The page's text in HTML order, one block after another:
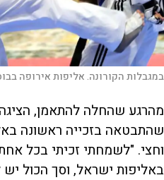
במגבלות הקורונה. אליפות אירופה
מהרגע שהחלה להתאמן,
שהתבטאה בזכייה ראשונה
וחצי. "לשמחתי זכיתי בכל